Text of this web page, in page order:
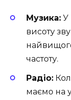
Музика: У
висоту
частоту.
Радіо:
маємо на